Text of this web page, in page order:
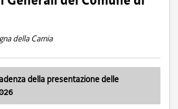
della Carnia
della presentazione delle